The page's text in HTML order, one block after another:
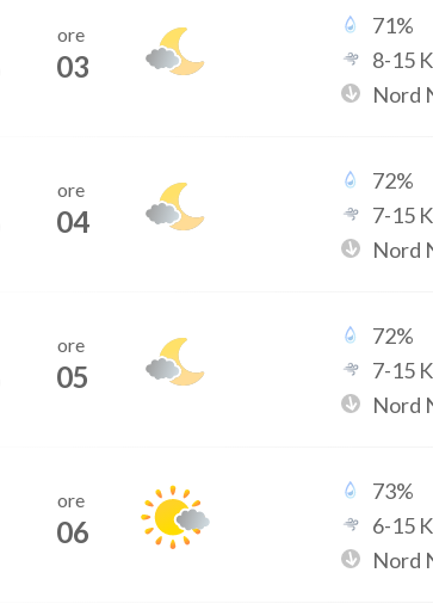
ore
03
71%
8-15
Nord
ore
04
72%
7-15
Nord
ore
05
72%
7-15
Nord
ore
06
73%
6-15
Nord